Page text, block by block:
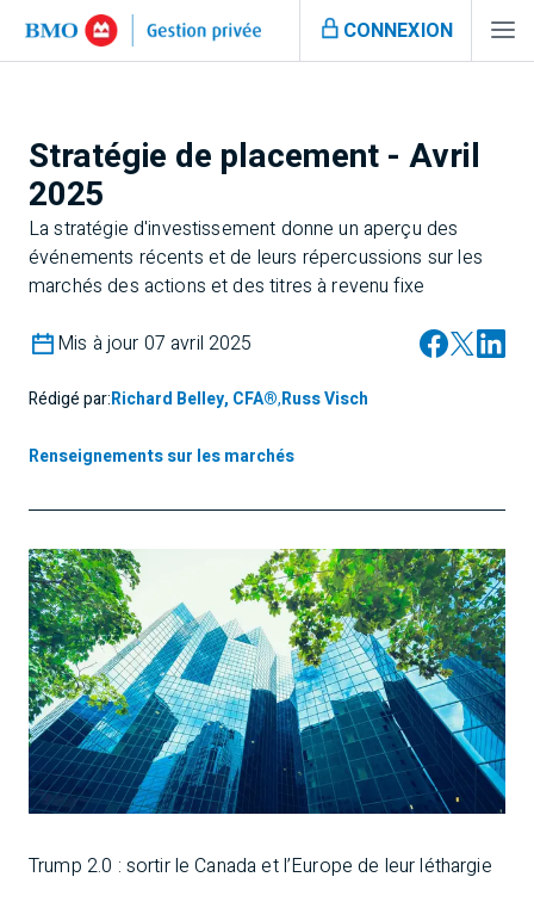
CONNEXION
Stratégie de placement - Avril
2025
La stratégie d'investissement donne un aperçu des
événements récents et de leurs répercussions sur les
marchés des actions et des titres à revenu fixe
Mis à jour 07 avril 2025
Rédigé par:Richard Belley, CFA®,Russ Visch
Renseignements sur les marchés
Trump 2.0 : sortir le Canada et l’Europe de leur léthargie